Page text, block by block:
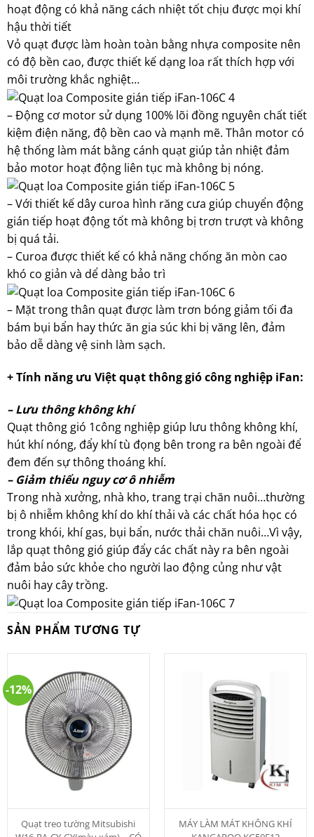
hoạt động có khả năng cách nhiệt tốt chịu được mọi khí
hậu thời tiết
Vỏ quạt được làm hoàn toàn bằng nhựa composite nên
có độ bền cao, được thiết kế dạng loa rất thích hợp với
môi trường khắc nghiệt…
– Động cơ motor sử dụng 100% lõi đồng nguyên chất tiết
kiệm điện năng, độ bền cao và mạnh mẽ. Thân motor có
hệ thống làm mát bằng cánh quạt giúp tản nhiệt đảm
bảo motor hoạt động liên tục mà không bị nóng.
– Với thiết kế dây curoa hình răng cưa giúp chuyển động
gián tiếp hoạt động tốt mà không bị trơn trượt và không
bị quá tải.
– Curoa được thiết kế có khả năng chống ăn mòn cao
khó co giản và dể dàng bảo trì
– Mặt trong thân quạt được làm trơn bóng giảm tối đa
bám bụi bẩn hay thức ăn gia súc khi bị văng lên, đảm
bảo dễ dàng vệ sinh làm sạch.
+ Tính năng ưu Việt quạt thông gió công nghiệp iFan:
– Lưu thông không khí
Quạt thông gió 1công nghiệp giúp lưu thông không khí,
hút khí nóng, đẩy khí tù đọng bên trong ra bên ngoài để
đem đến sự thông thoáng khí.
– Giảm thiểu nguy cơ ô nhiễm
Trong nhà xưởng, nhà kho, trang trại chăn nuôi…thường
bị ô nhiễm không khí do khí thải và các chất hóa học có
trong khói, khí gas, bụi bẩn, nước thải chăn nuôi…Vì vậy,
lắp quạt thông gió giúp đẩy các chất này ra bên ngoài
đảm bảo sức khỏe cho người lao động củng như vật
nuôi hay cây trồng.
SẢN PHẨM TƯƠNG TỰ
-12%
Quạt treo tường Mitsubishi
MÁY LÀM MÁT KHÔNG KHÍ